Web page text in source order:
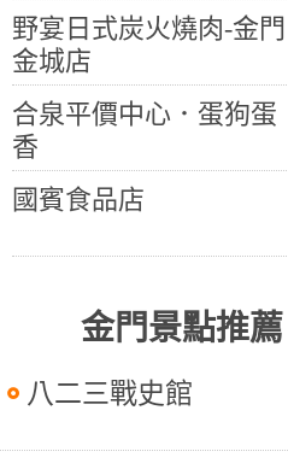
野宴日式炭火燒肉-金門
金城店
合泉平價中心．蛋狗蛋
香
國賓食品店
金門景點推薦
八二三戰史館